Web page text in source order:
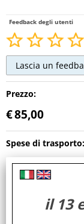
Feedback degli utenti
Prezzo:
€85,00
Spese di trasporto:
Gratuite
Maggiori
il 13